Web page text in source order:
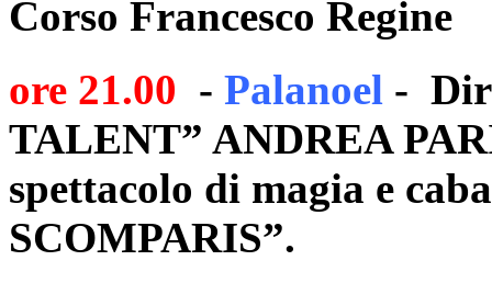
Corso Francesco Regine
ore 21.00 - Palanoel -
TALENT” ANDREA
spettacolo di magia e
SCOMPARIS”.